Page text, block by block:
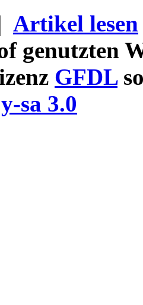
Artikel lesen
genutzten
GFDL
sa 3.0